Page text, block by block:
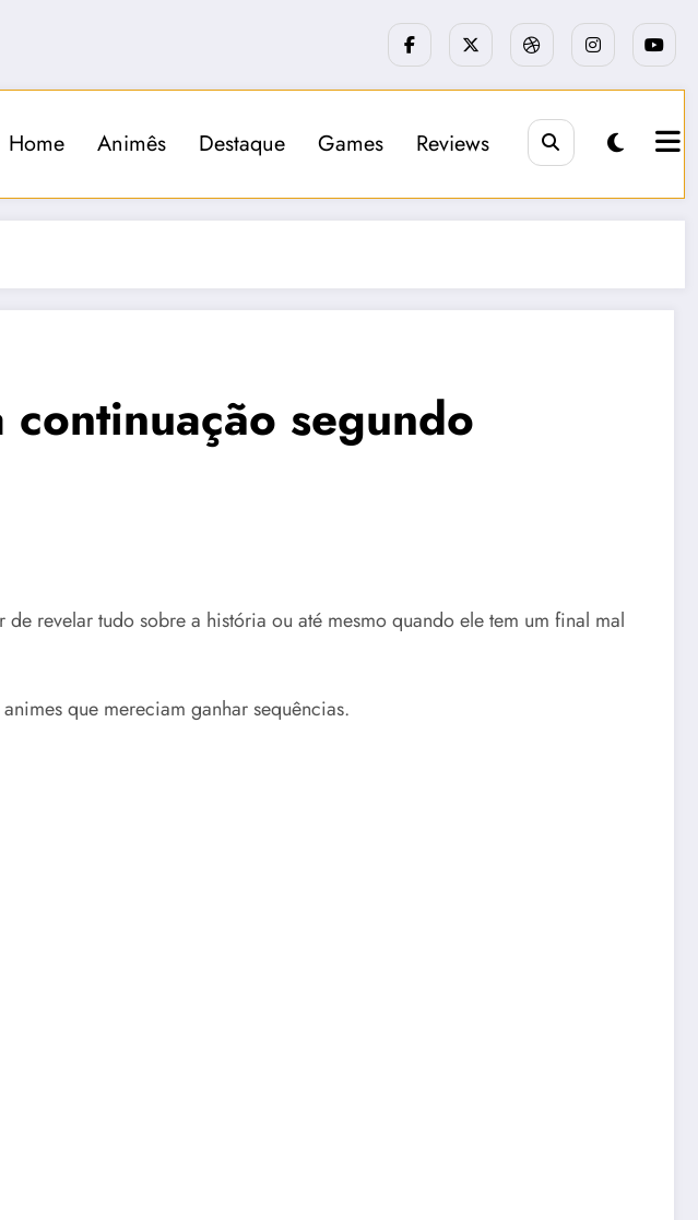
Home Animês Destaque Games Reviews
segundo
revelar tudo sobre a história ou até mesmo quando ele tem um final mal
que mereciam ganhar sequências.